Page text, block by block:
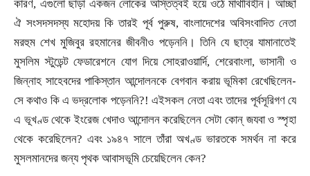
কারণ, এগুলো ছাড়া একজন লোকের অস্তিত্বই হয়ে ওঠে মাথাবিহীন। আচ্ছা
ঐ সংসদসদস্য মহোদয় কি তারই পূর্ব পুরুষ, বাংলাদেশের অবিসংবাদিত নেতা
মরহুম শেখ মুজিবুর রহমানের জীবনীও পড়েননি। তিনি যে ছাত্র যামানাতেই
মুসলিম স্টুডেন্ট ফেডারেশনে যোগ দিয়ে সোহরাওয়ার্দি, শেরেবাংলা,ভাসানী ও
জিন্নাহ সাহেবদের পাকিস্তান আন্দোলনকে বেগবান করায় ভূমিকা রেখেছিলেন-
সে কথাও কি এ ভদ্রলোক পড়েননি?!এইসকল নেতা এবং তাদের পূর্বসূরিগণ যে
এ ভূখণ্ড থেকে ইংরেজ খেদাও আন্দোলন করেছিলেন সেটা কোন্ জযবা ও স্পৃহা
থেকে করেছিলেন? এবং ১৯৪৭ সালে তাঁরা অখণ্ড ভারতকে সমর্থন না করে
মুসলমানদের জন্য পৃথক আবাসভূমি চেয়েছিলেন কেন?